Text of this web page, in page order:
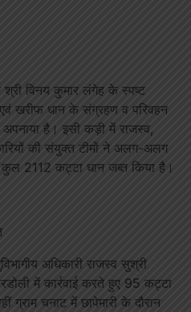
विनय कुमार लंगेह के स्पष्ट
खरीफ धान के संग्रहण व परिवहन
है। इसी कड़ी में राजस्व,
की संयुक्त टीमों ने अलग-अलग
कुल 2112 कट्टा धान जब्त किया है।
अधिकारी राजस्व सुश्री
में कार्रवाई करते हुए 95 कट्टा
ग्राम चनाट में छापेमारी के दौरान